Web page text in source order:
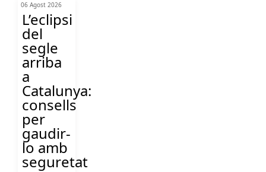
06 Agost 2026
L’eclipsi
del
segle
arriba
a
Catalunya:
consells
per
gaudir-
lo amb
seguretat